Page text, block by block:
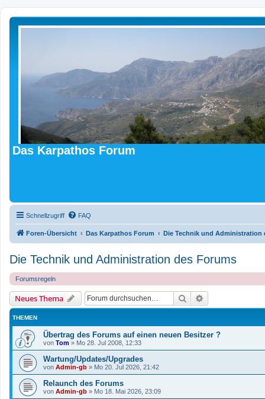
Das Karpathos Forum
Schnellzugriff FAQ
Foren-Übersicht Das Karpathos Forum Die Technik und Administration
Die Technik und Administration des Forums
Forumsregeln
Neues Thema Suche
THEMEN
Übertrag des Forums auf einen neuen Besitzer ?
von Tom » Mo 28. Jul 2008, 12:33
Wartung/Updates/Upgrades
von Admin-gb » Mo 20. Jul 2026, 21:42
Relaunch des Forums
von Admin-gb » Mo 18. Mai 2026, 23:09